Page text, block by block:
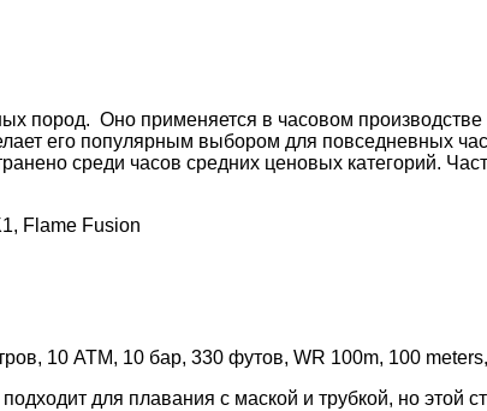
пород. Оно применяется в часовом
его популярным выбором для повседневных
среди часов средних ценовых категорий.
Flame Fusion
10 АТМ, 10 бар, 330 футов, WR 100m, 100
для плавания с маской и трубкой, но этой